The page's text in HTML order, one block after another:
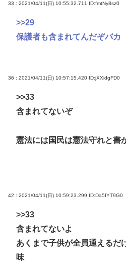
33 : 2021/04/11(日) 10:55:32.711 ID:fmtNy8sz0
>>29
保護者も含まれてんだぞバカ
36 : 2021/04/11(日) 10:57:15.420 ID:jXXidgFD0
>>33
含まれてないぞ
憲法には国民は憲法守れと書
42 : 2021/04/11(日) 10:59:23.299 ID:Da5IYT9G0
>>33
含まれてないよ
あくまで子供が全員通えるだ
味